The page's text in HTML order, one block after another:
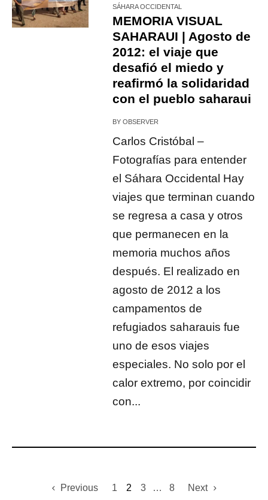
SÁHARA OCCIDENTAL
MEMORIA VISUAL
SAHARAUI | Agosto de
2012: el viaje que
desafió el miedo y
reafirmó la solidaridad
con el pueblo saharaui
BYOBSERVER
Carlos Cristóbal –
Fotografías para entender
el Sáhara Occidental Hay
viajes que terminan cuando
se regresa a casa y otros
que permanecen en la
memoria muchos años
después. El realizado en
agosto de 2012 a los
campamentos de
refugiados saharauis fue
uno de esos viajes
especiales. No solo por el
calor extremo, por coincidir
con...
Previous 1 2 3 … 8 Next